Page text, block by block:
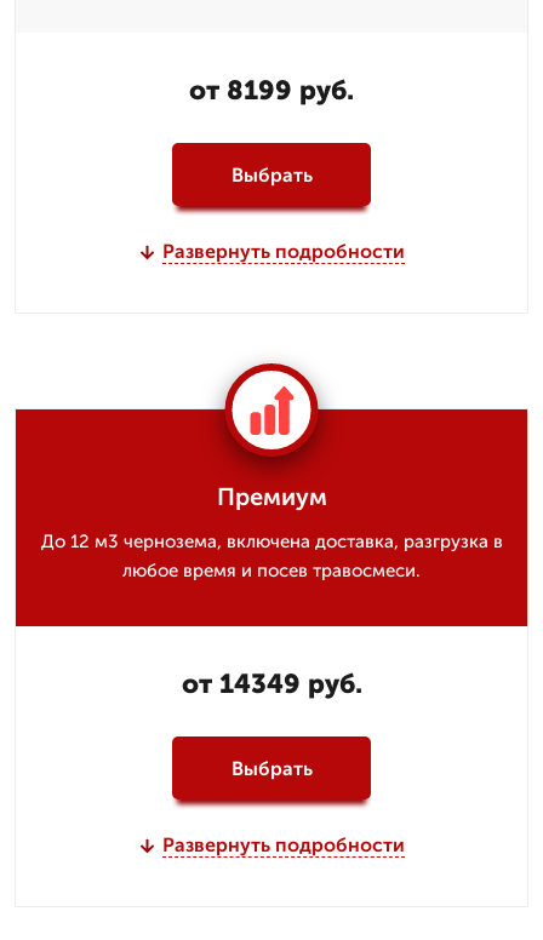
от 8199 руб.
Выбрать
Развернуть подробности
Премиум
До 12 м3 чернозема, включена доставка, разгрузка в
любое время и посев травосмеси.
от 14349 руб.
Выбрать
Развернуть подробности